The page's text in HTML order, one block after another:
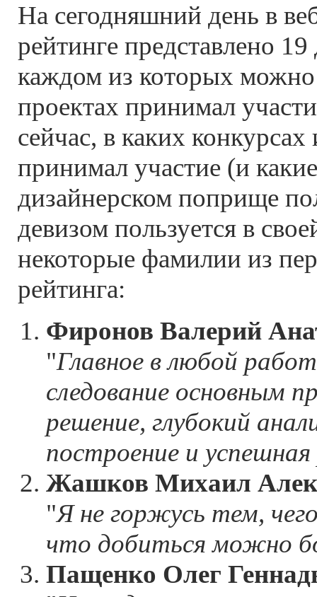
На сегодняшний день в
рейтинге представлено
каждом из которых можно
проектах принимал
сейчас, в каких
принимал участие (и
дизайнерском поприще
девизом пользуется в
некоторые фамилии из
рейтинга:
Фиронов Валерий
"Главное в любой
следование основным
решение, глубокий
построение и успешная
Жашков Михаил
"Я не горжусь тем,
что добиться можно
Пащенко Олег